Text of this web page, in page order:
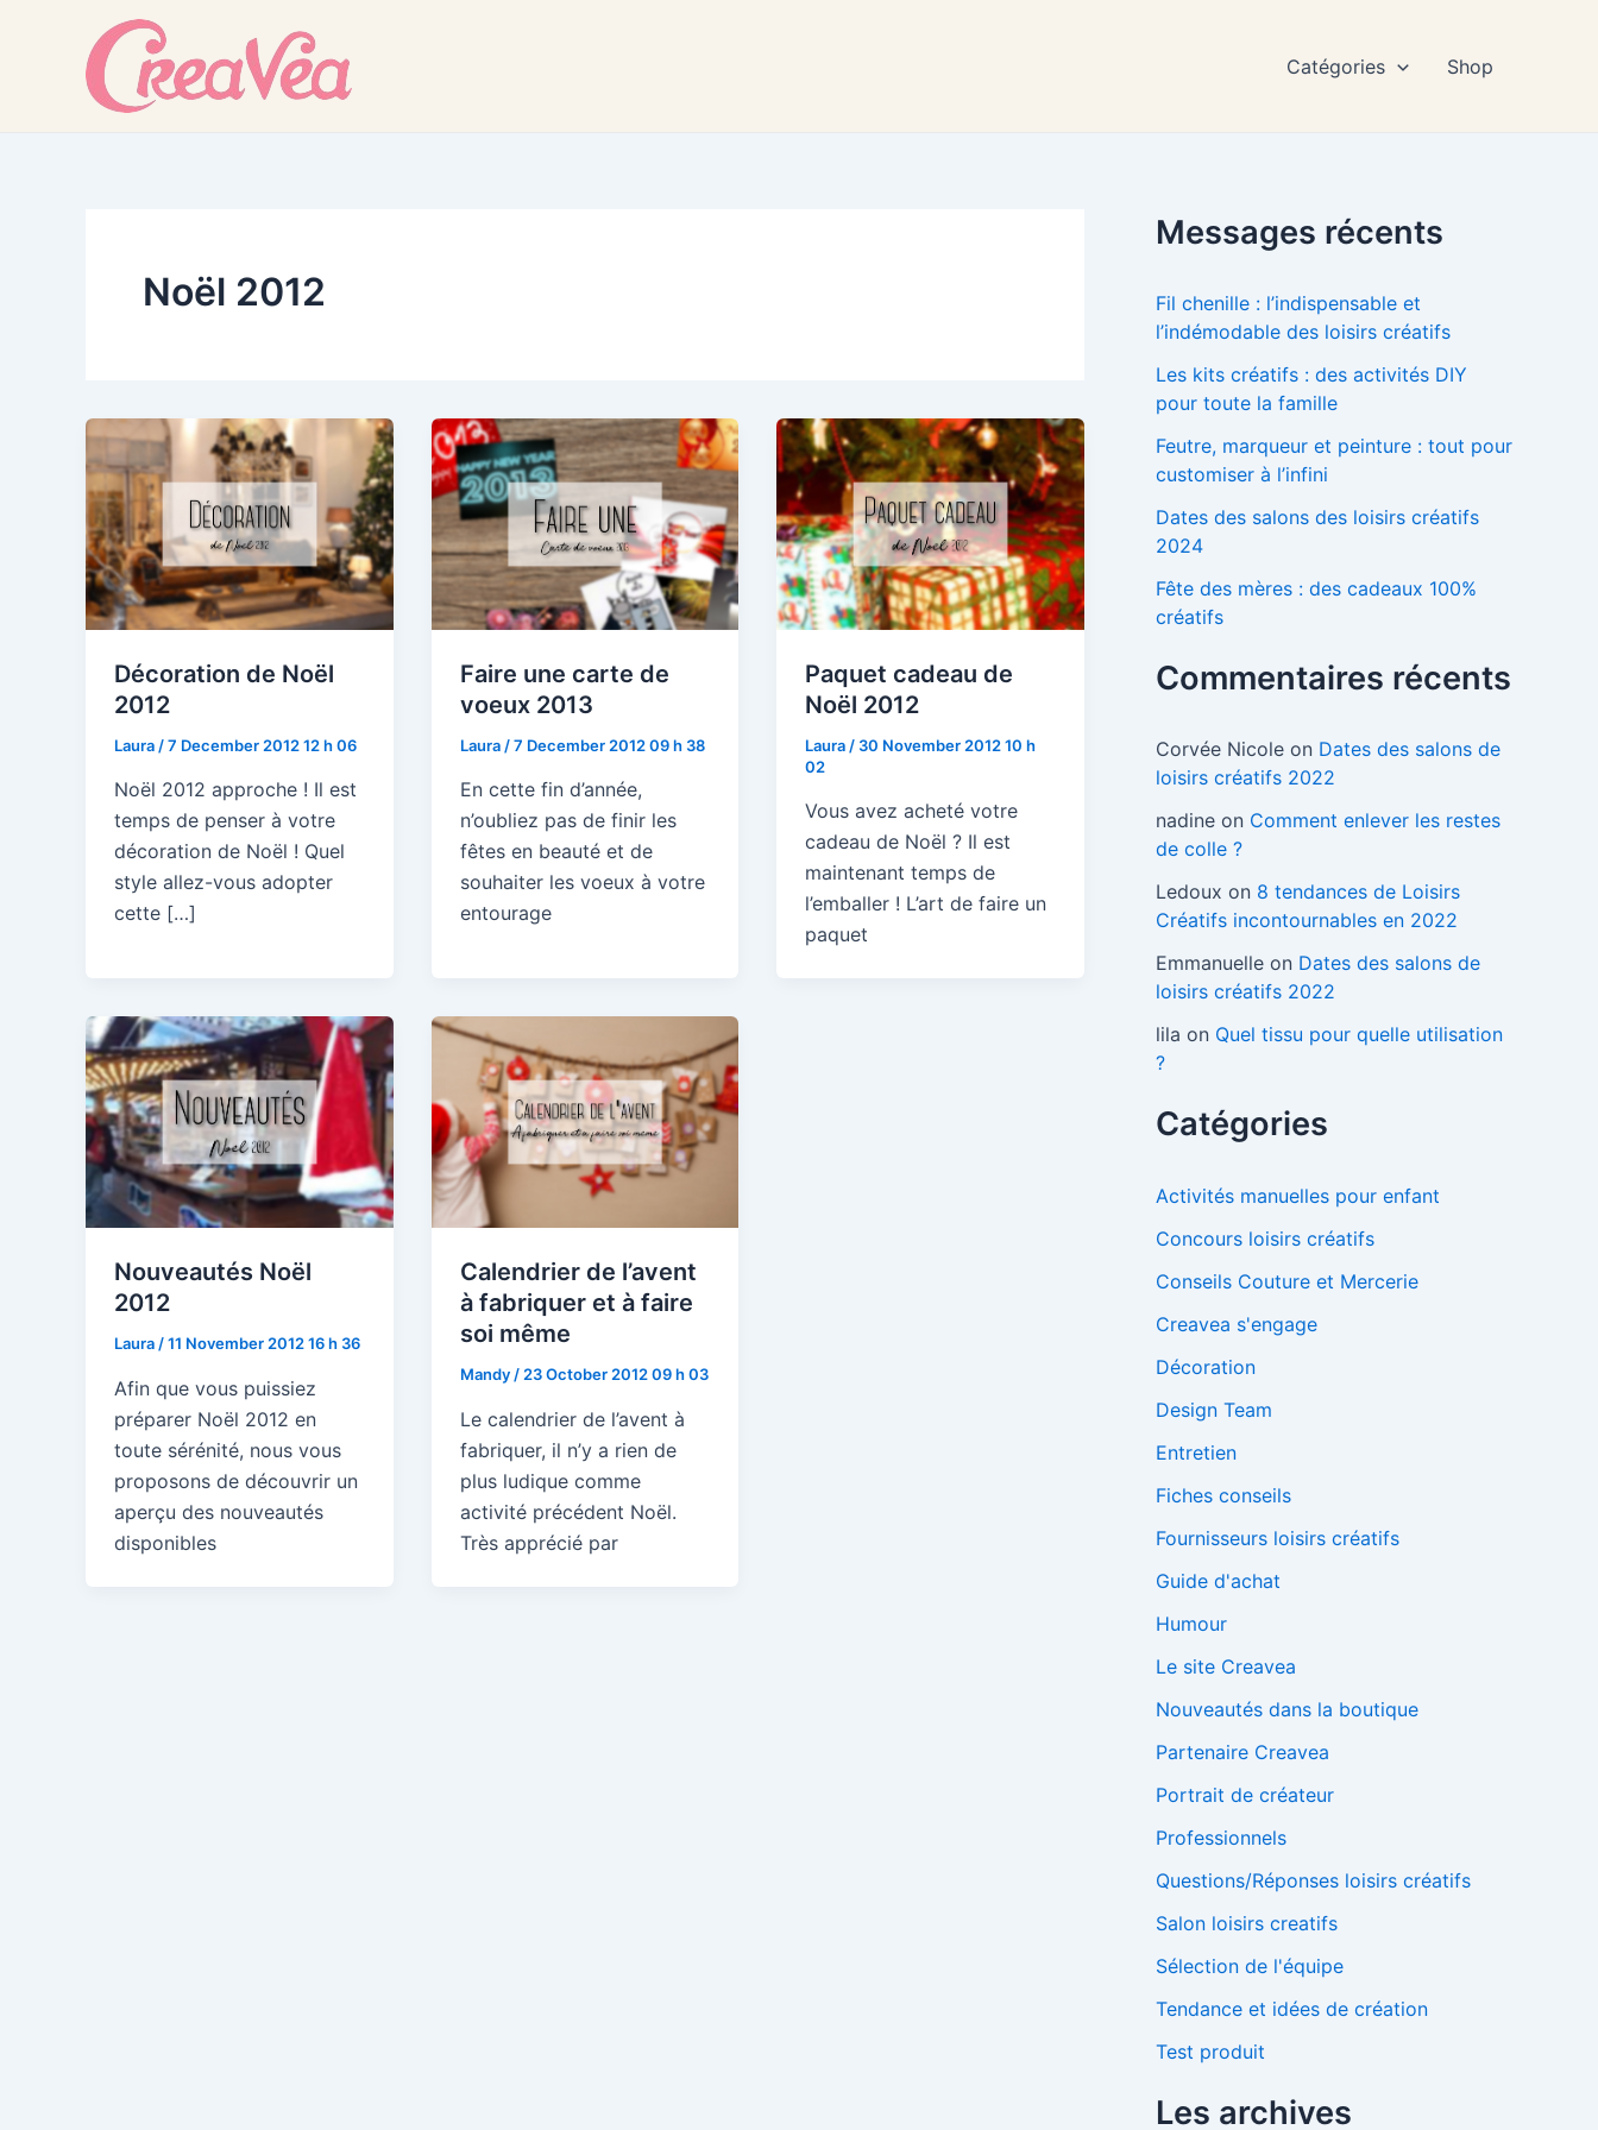
Catégories Shop
Noël 2012
Décoration de Noël
2012
Laura /7 December 2012 12 h 06
Noël 2012 approche ! Il est
temps de penser à votre
décoration de Noël ! Quel
style allez-vous adopter
cette […]
Faire une carte de
voeux 2013
Laura /7 December 2012 09 h 38
En cette fin d’année,
n’oubliez pas de finir les
fêtes en beauté et de
souhaiter les voeux à votre
entourage
Paquet cadeau de
Noël 2012
Laura / 30 November 2012 10 h
02
Vous avez acheté votre
cadeau de Noël ? Il est
maintenant temps de
l’emballer ! L’art de faire un
paquet
Nouveautés Noël
2012
Laura/11 November 2012 16 h 36
Afin que vous puissiez
préparer Noël 2012 en
toute sérénité, nous vous
proposons de découvrir un
aperçu des nouveautés
disponibles
Calendrier de l’avent
à fabriquer et à faire
soi même
Mandy/23 October 2012 09 h 03
Le calendrier de l’avent à
fabriquer, il n’y a rien de
plus ludique comme
activité précédent Noël.
Très apprécié par
Messages récents
Fil chenille : l’indispensable et
l’indémodable des loisirs créatifs
Les kits créatifs : des activités DIY
pour toute la famille
Feutre, marqueur et peinture : tout pour
customiser à l’infini
Dates des salons des loisirs créatifs
2024
Fête des mères : des cadeaux 100%
créatifs
Commentaires récents
Corvée Nicole on Dates des salons de
loisirs créatifs 2022
nadine on Comment enlever les restes
de colle ?
Ledoux on 8 tendances de Loisirs
Créatifs incontournables en 2022
Emmanuelle on Dates des salons de
loisirs créatifs 2022
lila on Quel tissu pour quelle utilisation
?
Catégories
Activités manuelles pour enfant
Concours loisirs créatifs
Conseils Couture et Mercerie
Creavea s'engage
Décoration
Design Team
Entretien
Fiches conseils
Fournisseurs loisirs créatifs
Guide d'achat
Humour
Le site Creavea
Nouveautés dans la boutique
Partenaire Creavea
Portrait de créateur
Professionnels
Questions/Réponses loisirs créatifs
Salon loisirs creatifs
Sélection de l'équipe
Tendance et idées de création
Test produit
Les archives